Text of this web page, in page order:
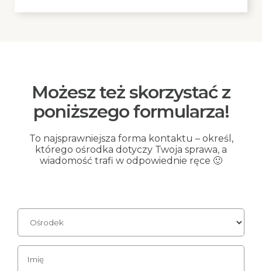
Możesz też skorzystać z
poniższego formularza!
To najsprawniejsza forma kontaktu – określ,
którego ośrodka dotyczy Twoja sprawa, a
wiadomość trafi w odpowiednie ręce 🙂